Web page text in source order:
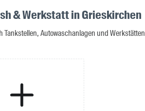
& Werkstatt in Grieskirchen
Tankstellen, Autowaschanlagen und